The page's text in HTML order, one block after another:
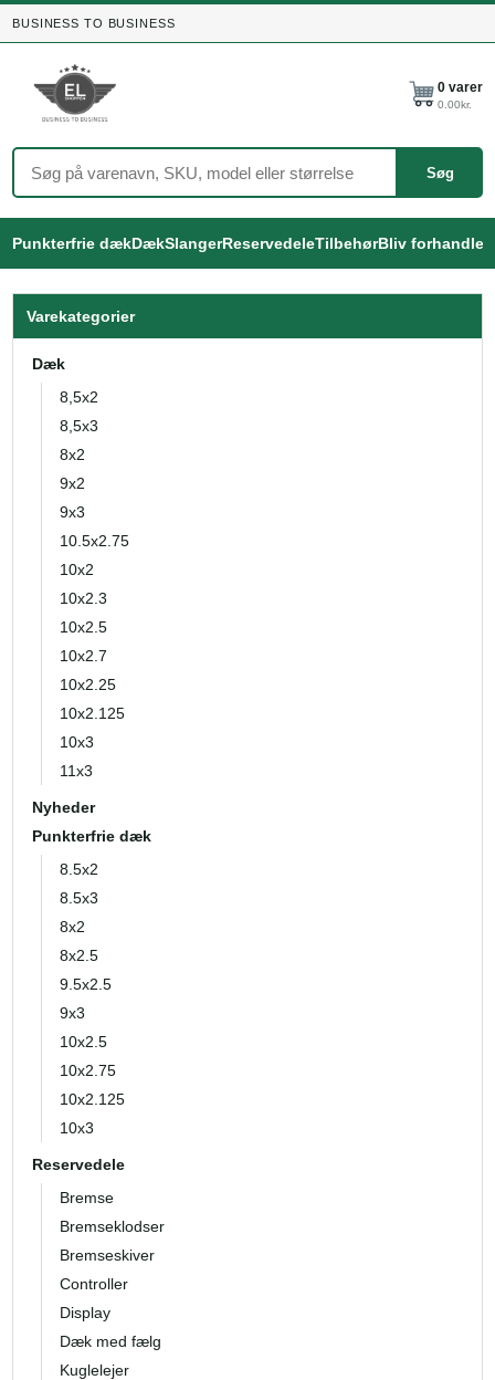
BUSINESS TO BUSINESS
Søg
0 varer
0.00kr.
Punkterfrie dækDækSlangerReservedeleTilbehørBliv
Varekategorier
Dæk
8,5x2
8,5x3
8x2
9x2
9x3
10.5x2.75
10x2
10x2.3
10x2.5
10x2.7
10x2.25
10x2.125
10x3
11x3
Nyheder
Punkterfrie dæk
8.5x2
8.5x3
8x2
8x2.5
9.5x2.5
9x3
10x2.5
10x2.75
10x2.125
10x3
Reservedele
Bremse
Bremseklodser
Bremseskiver
Controller
Display
Dæk med fælg
Kuglelejer